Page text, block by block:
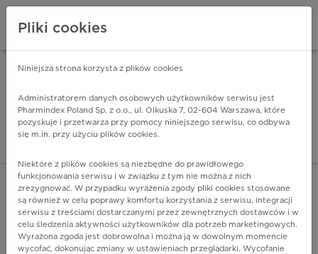
Pharmindex - lider
ZALOGUJ SIĘ
POKAŻ FILTRY
Pliki cookies
Niniejsza strona korzysta z plików cookies
Administratorem danych osobowych użytkowników serwisu jest
Pharmindex Poland Sp. z o.o., ul. Olkuska 7, 02-604 Warszawa, które
pozyskuje i przetwarza przy pomocy niniejszego serwisu, co odbywa
się m.in. przy użyciu plików cookies.
Niektóre z plików cookies są niezbędne do prawidłowego
funkcjonowania serwisu i w związku z tym nie można z nich
zrezygnować. W przypadku wyrażenia zgody pliki cookies stosowane
są również w celu poprawy komfortu korzystania z serwisu, integracji
serwisu z treściami dostarczanymi przez zewnętrznych dostawców i w
celu śledzenia aktywności użytkowników dla potrzeb marketingowych.
Wyrażona zgoda jest dobrowolna i można ją w dowolnym momencie
wycofać, dokonując zmiany w ustawieniach przeglądarki. Wycofanie
ZA DARMO - w Google Play INSTALUJ